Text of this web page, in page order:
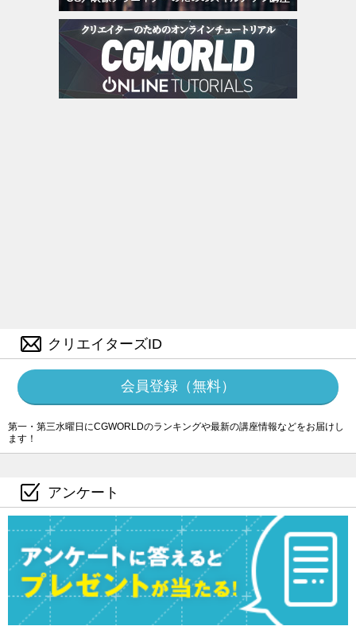
クリエイターズID
会員登録（無料）
第一・第三水曜日にCGWORLDのランキングや最新の講座情報などをお届けし
ます！
アンケート